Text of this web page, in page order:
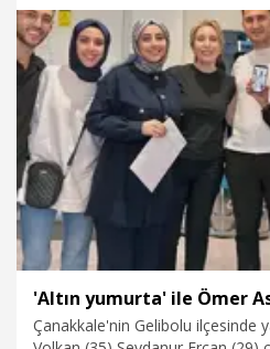
sıfırlanmamalı diyen Doç. Dr.
gebelik, kişinin infertilite
baştan başlatmak için tek
kabul edilmiyor. Böylece bazı
azaltılabilir ve tedaviye erişim
14.05.2026 Sağlık-Yaşam
Çanakkale'nin Gelibolu ilçesinde